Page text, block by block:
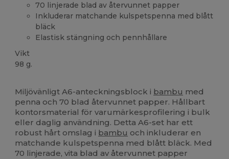
70 linjerade blad av återvunnet papper
Inkluderar matchande kulspetspenna med blått
bläck
Elastisk stängning och pennhållare
Vikt
98 g.
Miljövänligt A6-anteckningsblock i bambu med
penna och 70 blad återvunnet papper. Hållbart
kontorsmaterial för varumärkesprofilering i bulk
eller daglig användning. Detta A6-set har ett
robust hårt omslag i bambu och inkluderar en
matchande kulspetspenna med blått bläck. Med
70 linjerade, vita blad av återvunnet papper